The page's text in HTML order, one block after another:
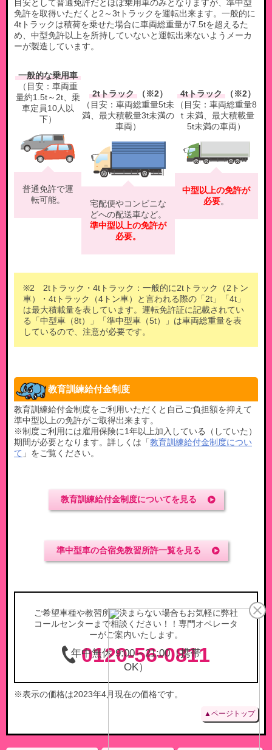
目安として普通免許だとほぼ乗用車のみとなりますが、準中型
免許を取得いただくと2～3tトラックを運転出来ます。一般的に
4tトラックは積荷を乗せた場合に車両総重量が7.5tを超えるた
め、中型免許以上を所持していないと運転出来ないようメーカ
ーが製造しています。
一般的な乗用車
（目安：車両重
量約1.5t～2t、乗
車定員10人以
下）
普通免許で運
転可能。
2tトラック （※2）
（目安：車両総重量5t未
満、最大積載量3t未満の
車両）
宅配便やコンビニな
どへの配送車など。
準中型以上の免許が
必要。
4tトラック （※2）
（目安：車両総重量8
ｔ未満、最大積載量
5t未満の車両）
中型以上の免許が
必要。
※2 2tトラック・4tトラック：一般的に2tトラック（2トン
車）・4tトラック（4トン車）と言われる際の「2t」「4t」
は最大積載量を表しています。運転免許証に記載されてい
る「中型車（8t）」「準中型車（5t）」は車両総重量を表
しているので、注意が必要です。
教育訓練給付金制度
教育訓練給付金制度をご利用いただくと自己ご負担額を抑えて
準中型以上の免許がご取得出来ます。
※制度ご利用には雇用保険に1年以上加入している（していた）
期間が必要となります。 詳しくは「教育訓練給付金制度につい
て 」をご覧ください。
教育訓練給付金制度についてを見る
準中型車の合宿免教習所許一覧を見る
ご希望車種や教習所が決まらない場合もお気軽に弊社
コールセンターまで相談ください！！専門オペレータ
ーがご案内いたします。
0120-56-0811
※表示の価格は2023年4月現在の価格です。
▲ページトップ